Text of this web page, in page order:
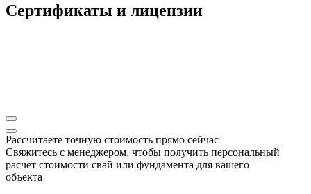
Сертификаты и лицензии
Рассчитаете точную стоимость прямо сейчас
Свяжитесь с менеджером, чтобы получить персональный
расчет стоимости свай или фундамента для вашего
объекта